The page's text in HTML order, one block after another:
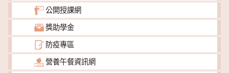
公開授課網
獎助學金
防疫專區
營養午餐資訊網